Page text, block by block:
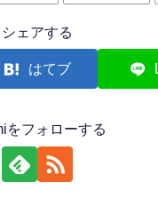
シェアする
はてブ
をフォローする